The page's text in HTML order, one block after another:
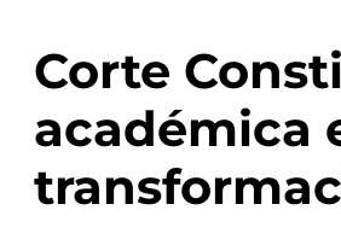
Corte
académica